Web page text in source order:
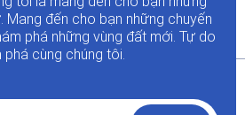
Mang đến cho bạn những chuyến
phá những vùng đất mới. Tự do
phá cùng chúng tôi.